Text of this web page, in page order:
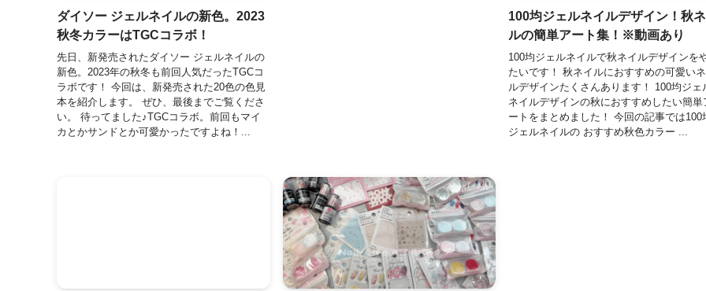
ダイソー ジェルネイルの新色。2023
秋冬カラーはTGCコラボ！
先日、新発売されたダイソー ジェルネイルの
新色。2023年の秋冬も前回人気だったTGCコ
ラボです！ 今回は、新発売された20色の色見
本を紹介します。 ぜひ、最後までご覧くださ
い。 待ってました♪TGCコラボ。前回もマイ
カとかサンドとか可愛かったですよね！...
100均ジェルネイルデザイン！秋
ルの簡単アート集！※動画あり
100均ジェルネイルで秋ネイルデザインを
たいです！ 秋ネイルにおすすめの可愛い
ルデザインたくさんあります！ 100均ジェ
ネイルデザインの秋におすすめしたい簡単
ートをまとめました！ 今回の記事では100
ジェルネイルの おすすめ秋色カラー ...